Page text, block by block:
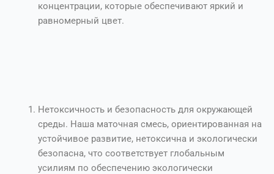
концентрации, которые обеспечивают яркий и
равномерный цвет.
Нетоксичность и безопасность для окружающей
среды. Наша маточная смесь, ориентированная на
устойчивое развитие, нетоксична и экологически
безопасна, что соответствует глобальным
усилиям по обеспечению экологически